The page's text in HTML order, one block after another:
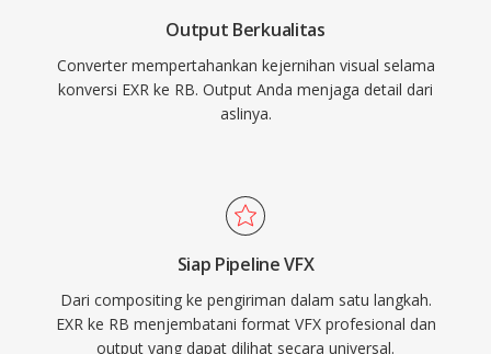
Output Berkualitas
Converter mempertahankan kejernihan visual selama
konversi EXR ke RB. Output Anda menjaga detail dari
aslinya.
Siap Pipeline VFX
Dari compositing ke pengiriman dalam satu langkah.
EXR ke RB menjembatani format VFX profesional dan
output yang dapat dilihat secara universal.